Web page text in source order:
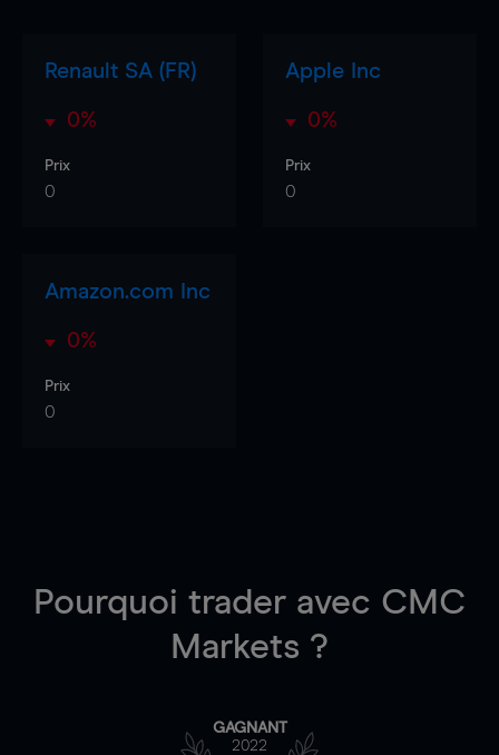
Renault SA (FR)
0%
Prix
0
Apple Inc
0%
Prix
0
Amazon.com Inc
0%
Prix
0
Pourquoi trader avec CMC
Markets ?
GAGNANT
2022